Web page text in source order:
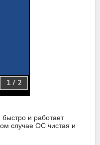
и работает
случае ОС чистая и